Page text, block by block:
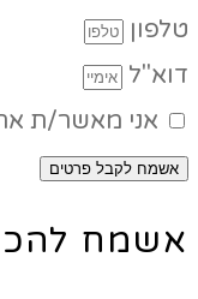
טלפון
דוא"ל
אני מאשר/ת
אשמח לקבל פרטים
אשמח